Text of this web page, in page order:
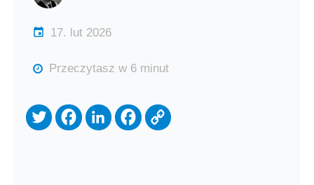
17. lut 2026
Przeczytasz w 6 minut